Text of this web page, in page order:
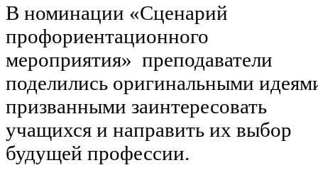
В номинации «Сценарий
профориентационного
мероприятия» преподаватели
поделились оригинальными
призванными заинтересовать
учащихся и направить их выбор
будущей профессии.